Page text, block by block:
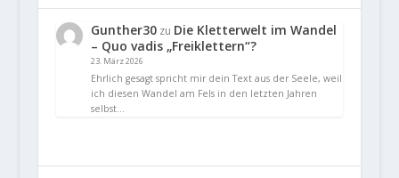
Gunther30zu Die Kletterwelt im Wandel
– Quo vadis „Freiklettern“?
23. März 2026
Ehrlich gesagt spricht mir dein Text aus der Seele, weil
ich diesen Wandel am Fels in den letzten Jahren
selbst…